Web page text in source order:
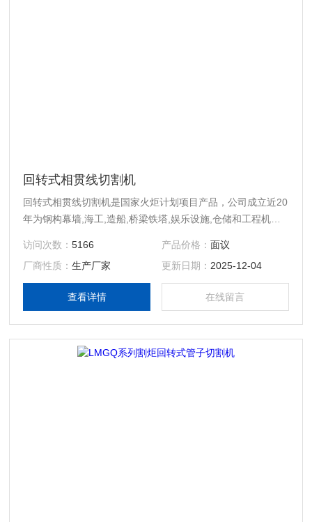
回转式相贯线切割机
回转式相贯线切割机是国家火炬计划项目产品，公司成立近20
年为钢构幕墙,海工,造船,桥梁铁塔,娱乐设施,仓储和工程机械
台”。
访问次数：5166 产品价格： 面议
厂商性质：生产厂家 更新日期： 2025-12-04
查看详情 在线留言